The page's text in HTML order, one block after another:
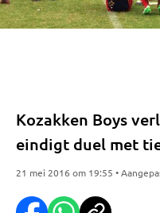
Kozakken Boys
eindigt duel met
21 mei 2016 om 19:55 •